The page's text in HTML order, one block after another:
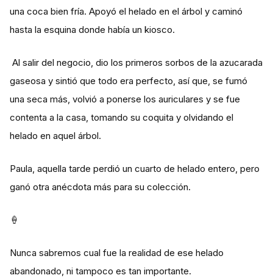
una coca bien fría. Apoyó el helado en el árbol y caminó
hasta la esquina donde había un kiosco.
Al salir del negocio, dio los primeros sorbos de la azucarada
gaseosa y sintió que todo era perfecto, así que, se fumó
una seca más, volvió a ponerse los auriculares y se fue
contenta a la casa, tomando su coquita y olvidando el
helado en aquel árbol.
Paula, aquella tarde perdió un cuarto de helado entero, pero
ganó otra anécdota más para su colección.
🍦
Nunca sabremos cual fue la realidad de ese helado
abandonado, ni tampoco es tan importante.